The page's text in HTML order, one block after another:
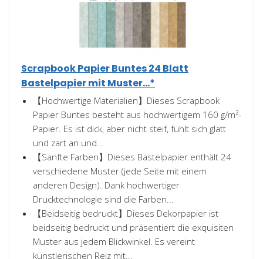
Scrapbook Papier Buntes 24 Blatt
Bastelpapier mit Muster...*
【Hochwertige Materialien】Dieses Scrapbook
Papier Buntes besteht aus hochwertigem 160 g/m²-
Papier. Es ist dick, aber nicht steif, fühlt sich glatt
und zart an und...
【Sanfte Farben】Dieses Bastelpapier enthält 24
verschiedene Muster (jede Seite mit einem
anderen Design). Dank hochwertiger
Drucktechnologie sind die Farben...
【Beidseitig bedruckt】Dieses Dekorpapier ist
beidseitig bedruckt und präsentiert die exquisiten
Muster aus jedem Blickwinkel. Es vereint
künstlerischen Reiz mit...